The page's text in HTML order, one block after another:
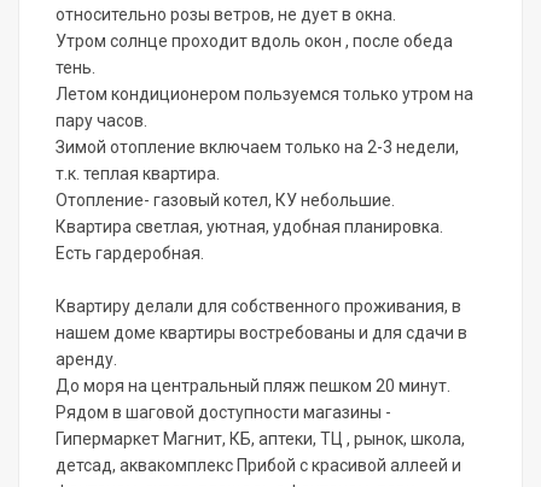
относительно розы ветров, не дует в окна.
Утром солнце проходит вдоль окон , после обеда
тень.
Летом кондиционером пользуемся только утром на
пару часов.
Зимой отопление включаем только на 2-3 недели,
т.к. теплая квартира.
Отопление- газовый котел, КУ небольшие.
Квартира светлая, уютная, удобная планировка.
Есть гардеробная.
Квартиру делали для собственного проживания, в
нашем доме квартиры востребованы и для сдачи в
аренду.
До моря на центральный пляж пешком 20 минут.
Рядом в шаговой доступности магазины -
Гипермаркет Магнит, КБ, аптеки, ТЦ , рынок, школа,
детсад, аквакомплекс Прибой с красивой аллеей и